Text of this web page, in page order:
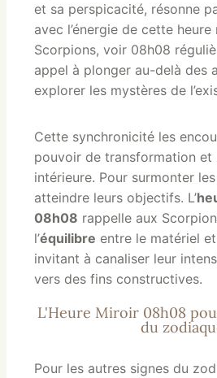
et sa perspicacité, résonne
avec l’énergie de cette
Scorpions, voir 08h08
appel à plonger au-delà des
explorer les mystères de
Cette synchronicité les
pouvoir de transformation et
intérieure. Pour surmonter
atteindre leurs objectifs. L’
08h08 rappelle aux
l’équilibre entre le matériel
invitant à canaliser leur
vers des fins constructives.
L'Heure Miroir 08h08
du
Pour les autres signes du